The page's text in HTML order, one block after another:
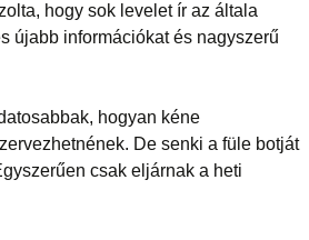
hogy sok levelet ír az általa
újabb információkat és nagyszerű
hogyan kéne
De senki a füle botját
csak eljárnak a heti